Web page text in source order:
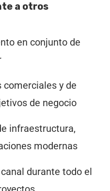
a otros
en conjunto de
comerciales y de
de negocio
infraestructura,
modernas
durante todo el